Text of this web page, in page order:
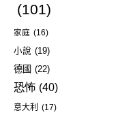
(101)
家庭 (16)
小說 (19)
德國 (22)
恐怖 (40)
意大利 (17)